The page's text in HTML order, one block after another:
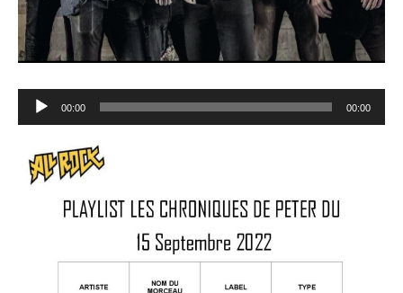
Lecteur
audio
00:00 00:00